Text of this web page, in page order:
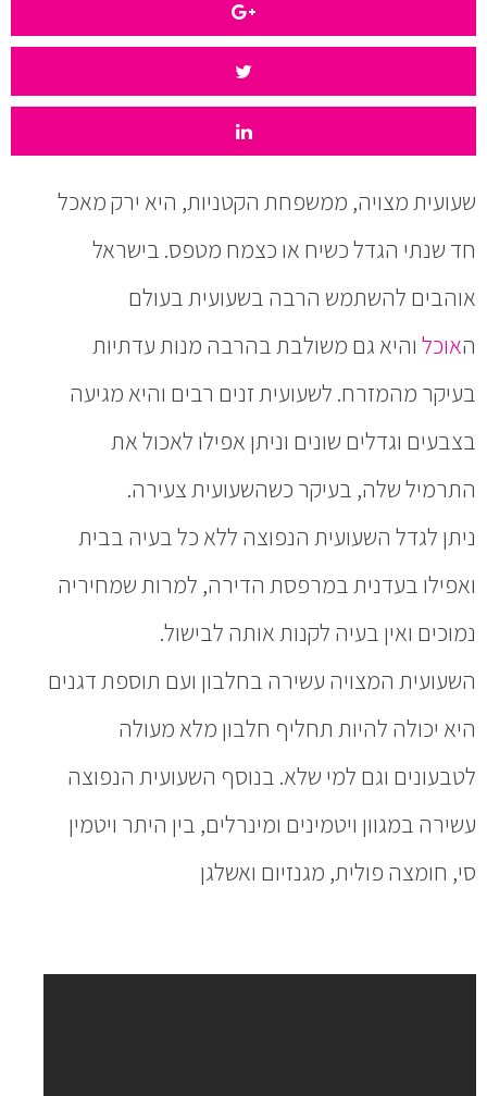
שעועית מצויה, ממשפחת הקטניות, היא ירק מאכל
חד שנתי הגדל כשיח או כצמח מטפס. בישראל
אוהבים להשתמש הרבה בשעועית בעולם
האוכל והיא גם משולבת בהרבה מנות עדתיות
בעיקר מהמזרח. לשעועית זנים רבים והיא מגיעה
בצבעים וגדלים שונים וניתן אפילו לאכול את
התרמיל שלה, בעיקר כשהשעועית צעירה.
ניתן לגדל השעועית הנפוצה ללא כל בעיה בבית
ואפילו בעדנית במרפסת הדירה, למרות שמחיריה
נמוכים ואין בעיה לקנות אותה לבישול.
השעועית המצויה עשירה בחלבון ועם תוספת דגנים
היא יכולה להיות תחליף חלבון מלא מעולה
לטבעונים וגם למי שלא. בנוסף השעועית הנפוצה
עשירה במגוון ויטמינים ומינרלים, בין היתר ויטמין
סי, חומצה פולית, מגנזיום ואשלגן